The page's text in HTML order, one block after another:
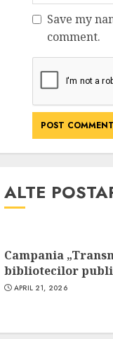
Save my
comment.
ALTE
Campania
bibliotecilor
APRIL 21, 2026
4